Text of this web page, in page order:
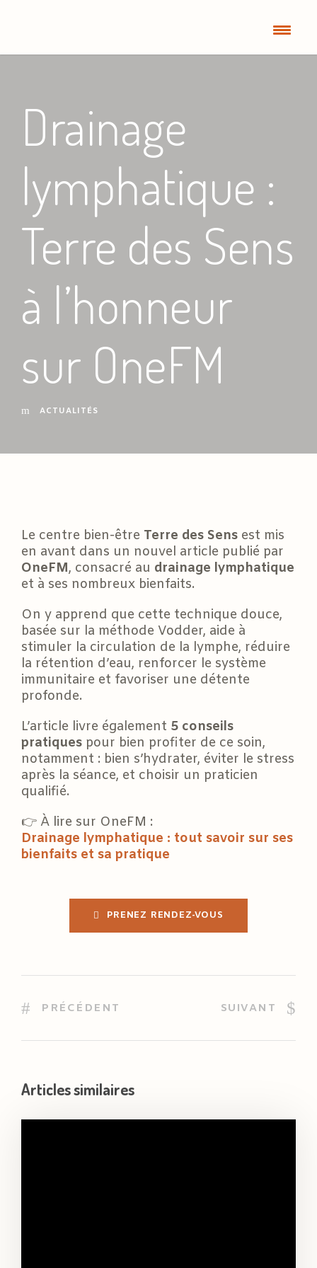
Drainage
lymphatique :
Terre des Sens
à l’honneur
sur OneFM
ACTUALITÉS
Le centre bien-être Terre des Sens est mis
en avant dans un nouvel article publié par
OneFM, consacré au drainage lymphatique
et à ses nombreux bienfaits.
On y apprend que cette technique douce,
basée sur la méthode Vodder, aide à
stimuler la circulation de la lymphe, réduire
la rétention d’eau, renforcer le système
immunitaire et favoriser une détente
profonde.
L’article livre également 5 conseils
pratiques pour bien profiter de ce soin,
notamment : bien s’hydrater, éviter le stress
après la séance, et choisir un praticien
qualifié.
👉 À lire sur OneFM :
Drainage lymphatique : tout savoir sur ses
bienfaits et sa pratique
PRENEZ RENDEZ-VOUS
PRÉCÉDENT SUIVANT
Articles similaires